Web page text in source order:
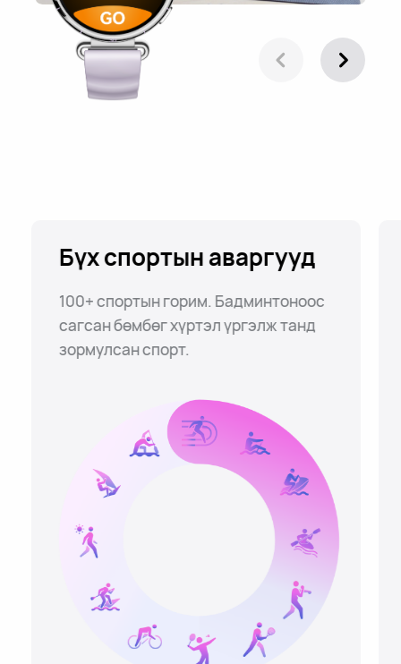
Бүх спортын аваргууд
100+ спортын горим. Бадминтоноос
сагсан бөмбөг хүртэл үргэлж танд
зормулсан спорт.